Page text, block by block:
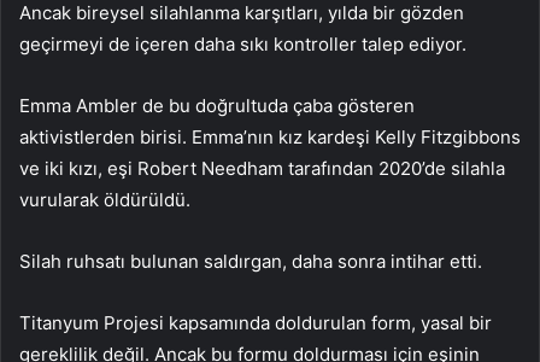
Ancak bireysel silahlanma karşıtları, yılda bir gözden
geçirmeyi de içeren daha sıkı kontroller talep ediyor.
Emma Ambler de bu doğrultuda çaba gösteren
aktivistlerden birisi. Emma’nın kız kardeşi Kelly Fitzgibbons
ve iki kızı, eşi Robert Needham tarafından 2020’de silahla
vurularak öldürüldü.
Silah ruhsatı bulunan saldırgan, daha sonra intihar etti.
Titanyum Projesi kapsamında doldurulan form, yasal bir
gereklilik değil. Ancak bu formu doldurması için eşinin